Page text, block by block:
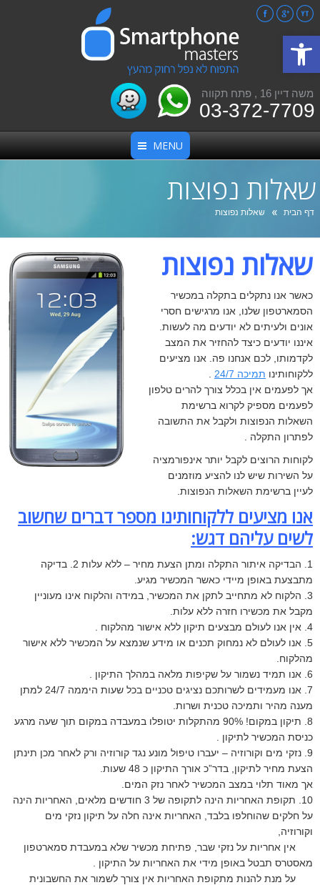
פתח סרגל נגישות
משה דיין 16 , פתח תקווה
03-372-7709
FacebookGoogle+
YouTube
MENU
שאלות נפוצות
אתה כאן:
דף הבית שאלות נפוצות
שאלות נפוצות
כאשר אנו נתקלים בתקלה במכשיר
הסמארטפון שלנו, אנו מרגישים חסרי
אונים ולעיתים לא יודעים מה לעשות.
איננו יודעים כיצד להחזיר את המצב
לקדמותו, לכם אנחנו פה. אנו מציעים
ללקוחותינו תמיכה 24/7
אך לפעמים אין בכלל צורך להרים טלפון
לפעמים מספיק לקרוא ברשימת
השאלות הנפוצות ולקבל את התשובה
לפתרון התקלה .
לקוחות הרוצים לקבל יותר אינפורמציה
על השירות שיש לנו להציע מוזמנים
לעיין ברשימת השאלות הנפוצות.
אנו מציעים ללקוחותינו מספר דברים שחשוב
לשים עליהם דגש:
1. הבדיקה איתור התקלה ומתן הצעת מחיר – ללא עלות
2. בדיקה
מתבצעת באופן מיידי כאשר המכשיר מגיע.
3. הלקוח לא מתחייב לתקן את המכשיר, במידה והלקוח אינו מעוניין
מקבל את מכשירו חזרה ללא עלות.
4. אין אנו לעולם מבצעים תיקון ללא אישור מהלקוח .
5. אנו לעולם לא נמחוק תכנים או מידע שנמצא על המכשיר ללא אישור
מהלקוח.
6. אנו תמיד נשמור על שקיפות מלאה במהלך התיקון .
7. אנו מעמידים לשרותכם נציגים טכניים בכל שעות היממה 24/7 למתן
מענה מהיר ותמיכה טכנית ושרות.
8. תיקון במקום! 90% מהתקלות יטופלו במעבדה במקום תוך שעה מרגע
כניסת המכשיר לתיקון .
9. נזקי מים וקורוזיה – יעברו טיפול מונע נגד קורוזיה ורק לאחר מכן תינתן
הצעת מחיר לתיקון, בדר”כ אורך התיקון כ 48 שעות.
אך מאוד תלוי במצב המכשיר לאחר נזק המים.
10. תקופת האחריות הינה לתקופה של 3 חודשים מלאים, האחריות הינה
על חלקים שהוחלפו בלבד, האחריות אינה חלה על תיקון נזקי מים
וקורוזיה,
אין אחריות על נזקי שבר, פתיחת מכשיר שלא במעבדת סמארטפון
מאסטרס תבטל באופן מידי את האחריות על התיקון .
על מנת להנות מתקופת האחריות אין צורך לשמור את החשבונית